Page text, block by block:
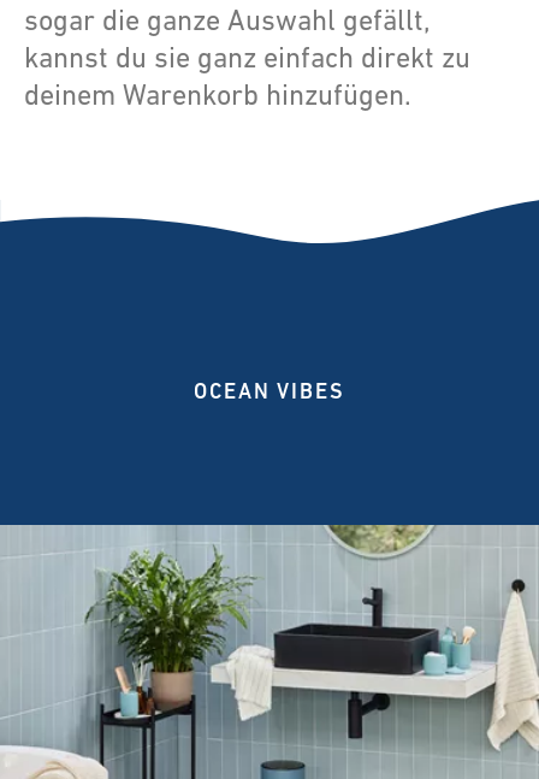
sogar die ganze Auswahl gefällt,
kannst du sie ganz einfach direkt zu
deinem Warenkorb hinzufügen.
OCEAN VIBES